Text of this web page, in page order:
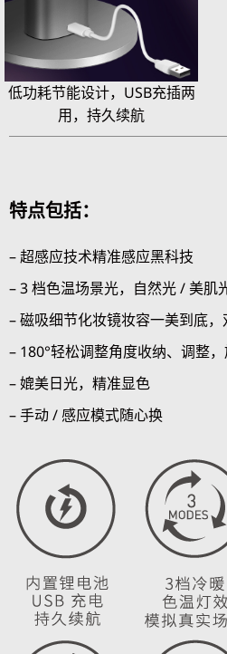
低功耗节能设计，USB充插两
用，持久续航
特点包括：
– 超感应技术精准感应黑科技
– 3 档色温场景光，自然光 / 美肌
– 磁吸细节化妆镜妆容一美到底
– 180°轻松调整角度收纳、调整
– 媲美日光，精准显色
– 手动 / 感应模式随心换